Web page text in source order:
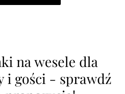
na wesele dla
i gości - sprawdź